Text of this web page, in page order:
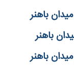
باهنر
باهنر
باهنر